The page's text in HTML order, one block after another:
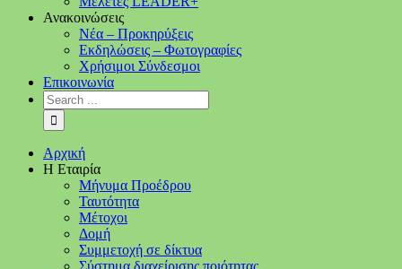
Ανακοινώσεις
Νέα – Προκηρύξεις
Εκδηλώσεις – Φωτογραφίες
Χρήσιμοι Σύνδεσμοι
Επικοινωνία
Αρχική
Η Εταιρία
Μήνυμα Προέδρου
Ταυτότητα
Μέτοχοι
Δομή
Συμμετοχή σε δίκτυα
Σύστημα διαχείρισης ποιότητας